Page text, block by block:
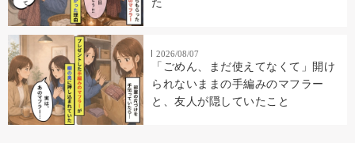
た
2026/08/07
「ごめん、まだ使えてなくて」開け
られないままの手編みのマフラー
と、友人が隠していたこと